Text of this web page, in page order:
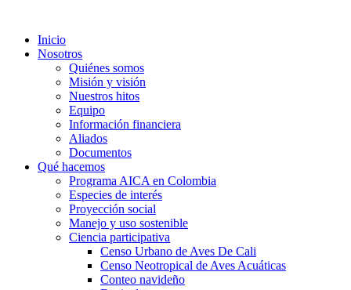
Inicio
Nosotros
Quiénes somos
Misión y visión
Nuestros hitos
Equipo
Información financiera
Aliados
Documentos
Qué hacemos
Programa AICA en Colombia
Especies de interés
Proyección social
Manejo y uso sostenible
Ciencia participativa
Censo Urbano de Aves De Cali
Censo Neotropical de Aves Acuáticas
Conteo navideño